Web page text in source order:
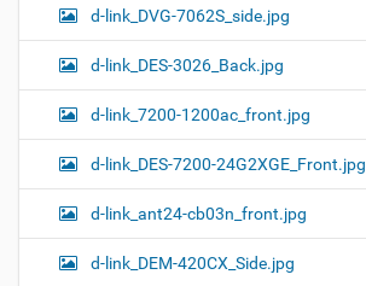
d-link_DVG-7062S_side.jpg
d-link_DES-3026_Back.jpg
d-link_7200-1200ac_front.jpg
d-link_DES-7200-24G2XGE_Front.jpg
d-link_ant24-cb03n_front.jpg
d-link_DEM-420CX_Side.jpg